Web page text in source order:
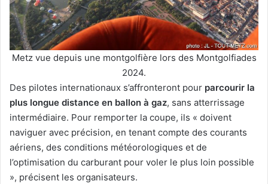
Metz vue depuis une montgolfière lors des Montgolfiades
2024.
Des pilotes internationaux s’affronteront pour parcourir la
plus longue distance en ballon à gaz, sans atterrissage
intermédiaire. Pour remporter la coupe, ils « doivent
naviguer avec précision, en tenant compte des courants
aériens, des conditions météorologiques et de
l’optimisation du carburant pour voler le plus loin possible
», précisent les organisateurs.